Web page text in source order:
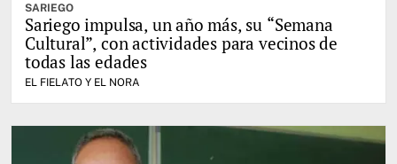
SARIEGO
Sariego impulsa, un año más, su “Semana
Cultural”, con actividades para vecinos de
todas las edades
EL FIELATO Y EL NORA